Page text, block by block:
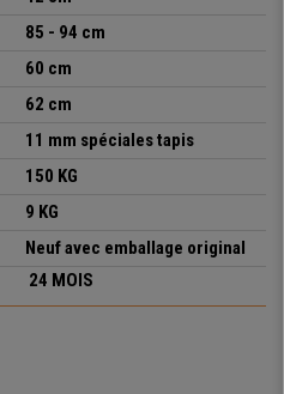
85 - 94 cm
60 cm
62 cm
11 mm spéciales tapis
150 KG
9 KG
Neuf avec emballage original
24 MOIS